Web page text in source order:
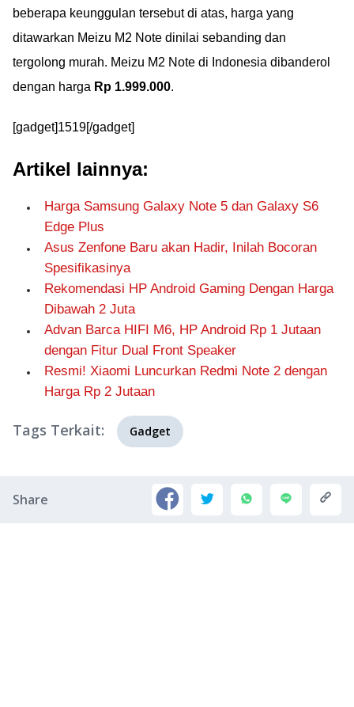
beberapa keunggulan tersebut di atas, harga yang
ditawarkan Meizu M2 Note dinilai sebanding dan
tergolong murah. Meizu M2 Note di Indonesia dibanderol
dengan harga Rp 1.999.000.
[gadget]1519[/gadget]
Artikel lainnya:
Harga Samsung Galaxy Note 5 dan Galaxy S6
Edge Plus
Asus Zenfone Baru akan Hadir, Inilah Bocoran
Spesifikasinya
Rekomendasi HP Android Gaming Dengan Harga
Dibawah 2 Juta
Advan Barca HIFI M6, HP Android Rp 1 Jutaan
dengan Fitur Dual Front Speaker
Resmi! Xiaomi Luncurkan Redmi Note 2 dengan
Harga Rp 2 Jutaan
Tags Terkait: Gadget
Share